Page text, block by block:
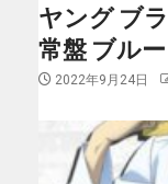
ヤング ブ
常盤 ブル
2022年9月24日